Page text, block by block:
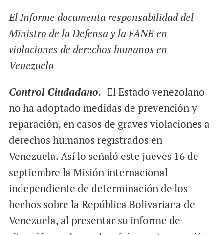
El Informe documenta responsabilidad del
Ministro de la Defensa y la FANB en
violaciones de derechos humanos en
Venezuela
Control Ciudadano.- El Estado venezolano
no ha adoptado medidas de prevención y
reparación, en casos de graves violaciones a
derechos humanos registrados en
Venezuela. Así lo señaló este jueves 16 de
septiembre la Misión internacional
independiente de determinación de los
hechos sobre la República Bolivariana de
Venezuela, al presentar su informe de